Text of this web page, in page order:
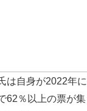
は自身が2022年
62％以上の票が